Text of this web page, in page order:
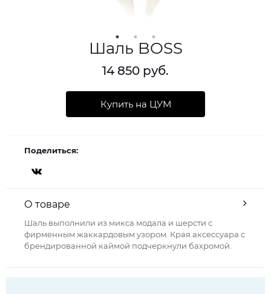
Шаль BOSS
14 850 руб.
Купить на ЦУМ
Поделиться:
О товаре
Шаль выполнили из микса модала и шерсти с
фирменным жаккардовым узором. Края аксессуара с
брендированной каймой подчеркнули бахромой.